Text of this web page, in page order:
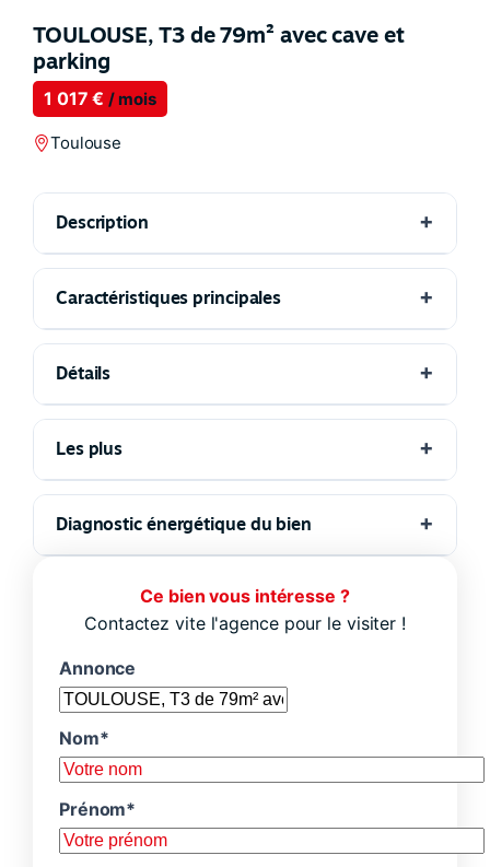
TOULOUSE, T3 de 79m² avec cave et
parking
1 017 € / mois
Toulouse
Description
Caractéristiques principales
Détails
Les plus
Diagnostic énergétique du bien
Ce bien vous intéresse ?
Contactez vite l'agence pour le visiter !
Annonce
Nom*
Prénom*